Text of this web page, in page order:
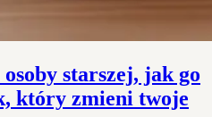
starszej, jak go
który zmieni twoje